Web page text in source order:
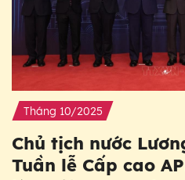
Tháng 10/2025
Chủ tịch nước
Tuần lễ Cấp cao